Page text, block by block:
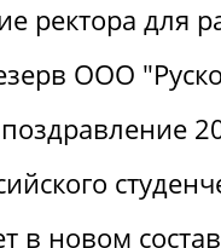
ректора для
ООО
в новом